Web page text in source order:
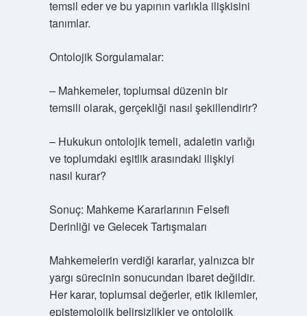
temsil eder ve bu yapının varlıkla ilişkisini
tanımlar.
Ontolojik Sorgulamalar:
– Mahkemeler, toplumsal düzenin bir
temsili olarak, gerçekliği nasıl şekillendirir?
– Hukukun ontolojik temeli, adaletin varlığı
ve toplumdaki eşitlik arasındaki ilişkiyi
nasıl kurar?
Sonuç: Mahkeme Kararlarının Felsefi
Derinliği ve Gelecek Tartışmaları
Mahkemelerin verdiği kararlar, yalnızca bir
yargı sürecinin sonucundan ibaret değildir.
Her karar, toplumsal değerler, etik ikilemler,
epistemolojik belirsizlikler ve ontolojik